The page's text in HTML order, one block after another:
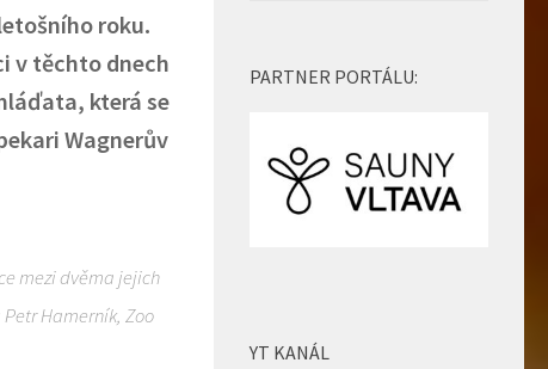
roku.
v těchto dnech
která se
Wagnerův
mezi dvěma jejich
Hamerník, Zoo
PARTNER PORTÁLU:
YT KANÁL